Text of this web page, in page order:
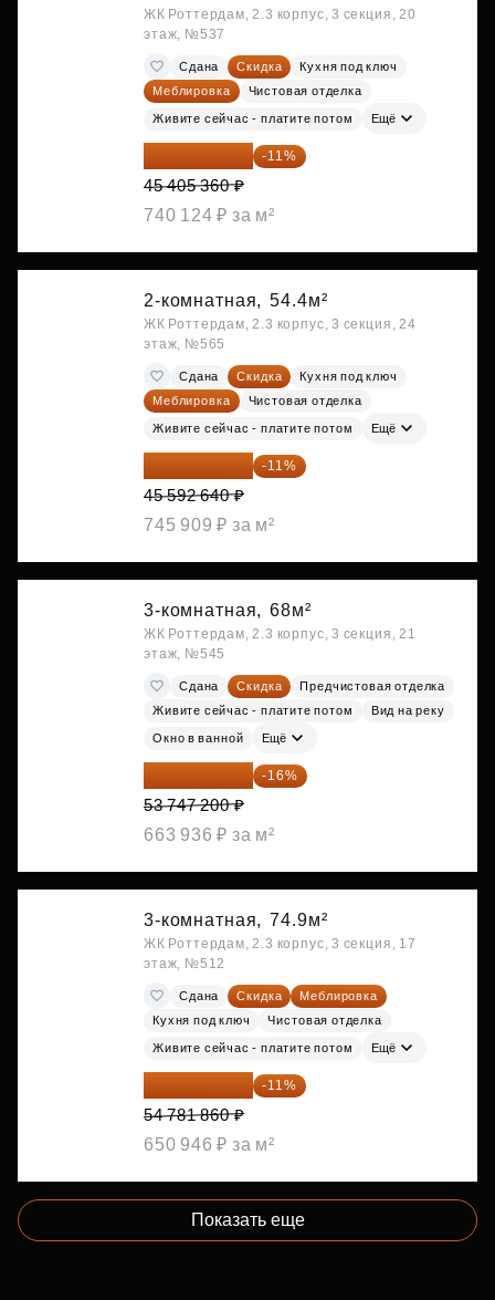
ЖК Роттердам, 2.3 корпус, 3 секция, 20
этаж, №537
Сдана Скидка
Кухня под ключ
Меблировка
Чистовая отделка
Живите сейчас - платите потом Ещё
40 410 770 ₽ -11%
45 405 360 ₽
740 124 ₽ за м²
2-комнатная, 54.4м²
ЖК Роттердам, 2.3 корпус, 3 секция, 24
этаж, №565
Сдана Скидка
Кухня под ключ
Меблировка
Чистовая отделка
Живите сейчас - платите потом Ещё
40 577 450 ₽ -11%
45 592 640 ₽
745 909 ₽ за м²
3-комнатная, 68м²
ЖК Роттердам, 2.3 корпус, 3 секция, 21
этаж, №545
Сдана Скидка
Предчистовая отделка
Живите сейчас - платите потом
Вид на реку
Окно в ванной Ещё
45 147 648 ₽ -16%
53 747 200 ₽
663 936 ₽ за м²
3-комнатная, 74.9м²
ЖК Роттердам, 2.3 корпус, 3 секция, 17
этаж, №512
Сдана Скидка
Меблировка
Кухня под ключ
Чистовая отделка
Живите сейчас - платите потом Ещё
48 755 855 ₽ -11%
54 781 860 ₽
650 946 ₽ за м²
Показать еще